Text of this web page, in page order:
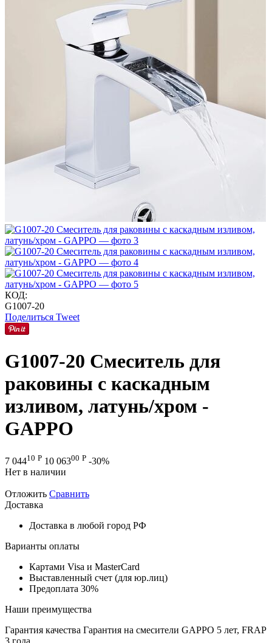
КОД:
G1007-20
Поделиться Tweet
G1007-20 Смеситель для
раковины с каскадным
изливом, латунь/хром -
GAPPO
7 04410 Р 10 06300 Р -30%
Нет в наличии
Отложить Сравнить
Доставка
Доставка в любой город РФ
Варианты оплаты
Картами Visa и MasterCard
Выставленный счет (для юр.лиц)
Предоплата 30%
Наши преимущества
Гарантия качества Гарантия на смесители GAPPO 5 лет, FRAP